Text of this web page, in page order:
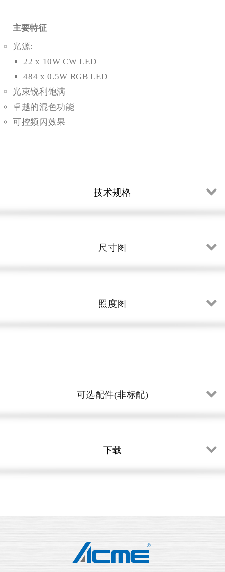
主要特征
光源:
22 x 10W CW LED
484 x 0.5W RGB LED
光束锐利饱满
卓越的混色功能
可控频闪效果
技术规格
尺寸图
照度图
可选配件(非标配)
下载